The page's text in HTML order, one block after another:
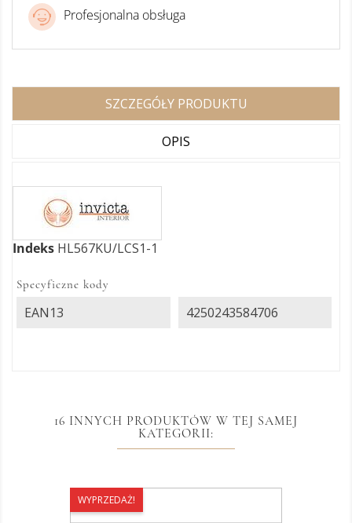
Profesjonalna obsługa
SZCZEGÓŁY PRODUKTU
OPIS
Indeks HL567KU/LCS1-1
Specyficzne kody
EAN13 4250243584706
16 INNYCH PRODUKTÓW W TEJ SAMEJ
KATEGORII:
WYPRZEDAŻ!